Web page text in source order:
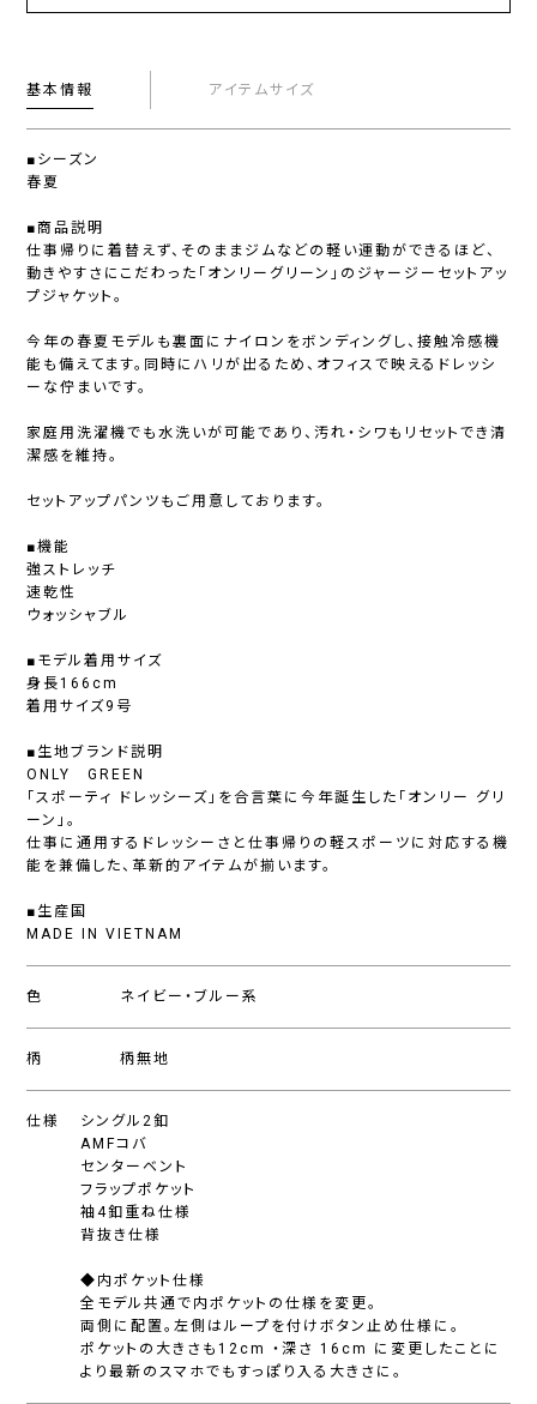
基本情報 アイテムサイズ
■シーズン
春夏
■商品説明
仕事帰りに着替えず、そのままジムなどの軽い運動ができるほど、
動きやすさにこだわった「オンリーグリーン」のジャージーセットアッ
プジャケット。
今年の春夏モデルも裏面にナイロンをボンディングし、接触冷感機
能も備えてます。同時にハリが出るため、オフィスで映えるドレッシ
ーな佇まいです。
家庭用洗濯機でも水洗いが可能であり、汚れ・シワもリセットでき清
潔感を維持。
セットアップパンツもご用意しております。
■機能
強ストレッチ
速乾性
ウォッシャブル
■モデル着用サイズ
身長166cm
着用サイズ9号
■生地ブランド説明
ONLY GREEN
「スポーティ ドレッシーズ」を合言葉に今年誕生した「オンリー グリ
ーン」。
仕事に通用するドレッシーさと仕事帰りの軽スポーツに対応する機
能を兼備した、革新的アイテムが揃います。
■生産国
MADE IN VIETNAM
色 ネイビー・ブルー系
柄 柄無地
仕様
シングル2釦
AMFコバ
センターベント
フラップポケット
袖4釦重ね仕様
背抜き仕様
◆内ポケット仕様
全モデル共通で内ポケットの仕様を変更。
両側に配置。左側はループを付けボタン止め仕様に。
ポケットの大きさも12cm ・深さ 16cm に変更したことに
より最新のスマホでもすっぽり入る大きさに。